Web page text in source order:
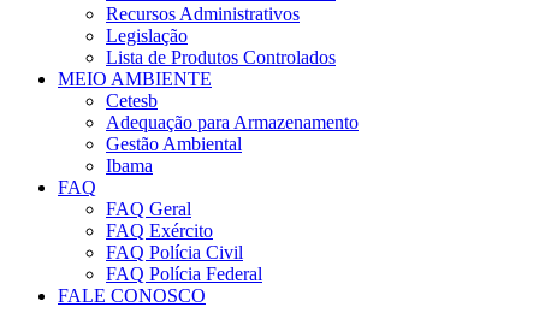
Recursos Administrativos
Legislação
Lista de Produtos Controlados
MEIO AMBIENTE
Cetesb
Adequação para Armazenamento
Gestão Ambiental
Ibama
FAQ
FAQ Geral
FAQ Exército
FAQ Polícia Civil
FAQ Polícia Federal
FALE CONOSCO